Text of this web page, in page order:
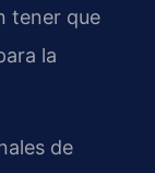
tener que
la
de